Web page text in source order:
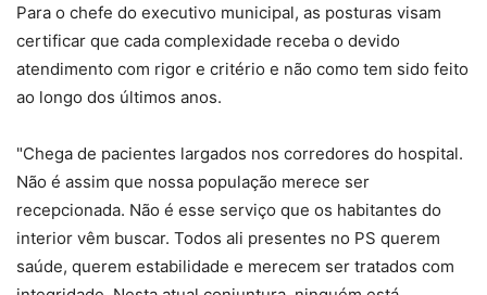
Para o chefe do executivo municipal, as posturas visam
certificar que cada complexidade receba o devido
atendimento com rigor e critério e não como tem sido feito
ao longo dos últimos anos.
"Chega de pacientes largados nos corredores do hospital.
Não é assim que nossa população merece ser
recepcionada. Não é esse serviço que os habitantes do
interior vêm buscar. Todos ali presentes no PS querem
saúde, querem estabilidade e merecem ser tratados com